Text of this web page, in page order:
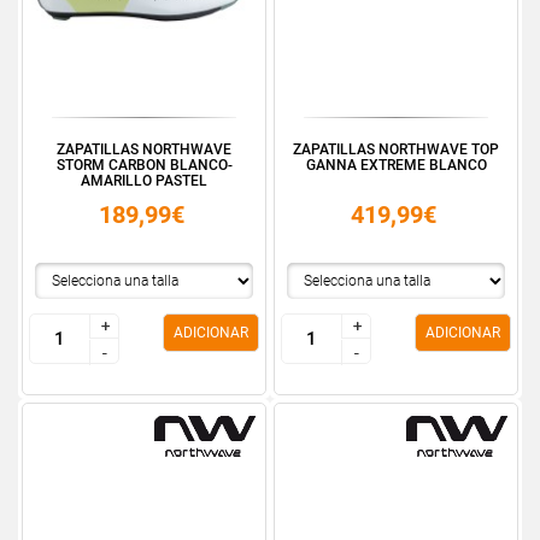
ZAPATILLAS NORTHWAVE
STORM CARBON BLANCO-
AMARILLO PASTEL
189,99€
+
-
+
-
ADICIONAR
ZAPATILLAS NORTHWAVE TOP
GANNA EXTREME BLANCO
419,99€
+
-
+
-
ADICIONAR